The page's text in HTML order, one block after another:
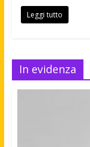
Leggi tutto
In evidenza